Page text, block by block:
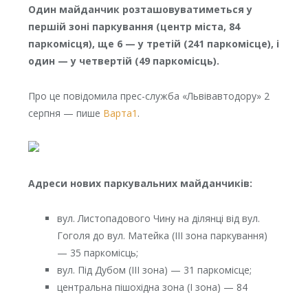
Один майданчик розташовуватиметься у
першій зоні паркування (центр міста, 84
паркомісця), ще 6 — у третій (241 паркомісце), і
один — у четвертій (49 паркомісць).
Про це повідомила прес-служба «Львівавтодору» 2
серпня — пише Варта1 .
Адреси нових паркувальних майданчиків:
вул. Листопадового Чину на ділянці від вул.
Гоголя до вул. Матейка (ІІІ зона паркування)
— 35 паркомісць;
вул. Під Дубом (ІІІ зона) — 31 паркомісце;
центральна пішохідна зона (І зона) — 84